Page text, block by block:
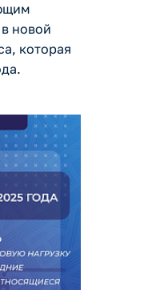
новой
которая